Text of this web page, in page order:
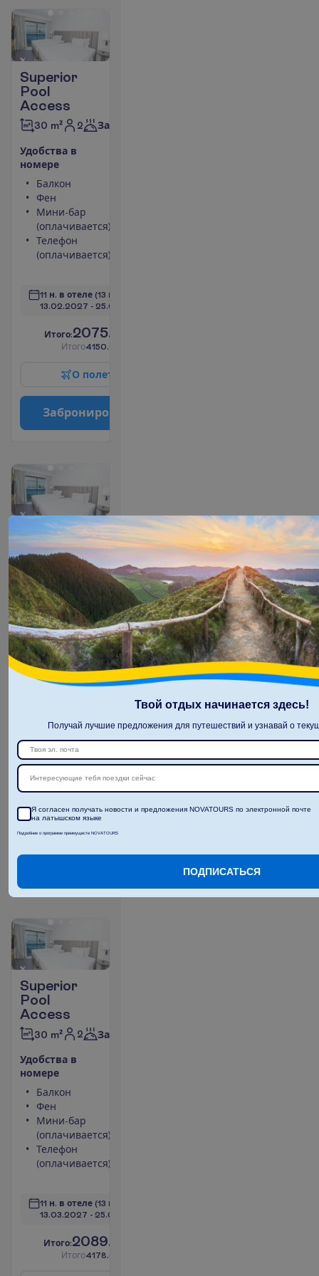
Superior
Pool
Access
30 m² 2 Завтраки
Удобства в
номере
Балкон
Фен
Мини-бар
(оплачивается)
Телефон
(оплачивается)
11 н. в отеле (13 н. всего)
13.02.2027 - 25.02.2027
Итого:2075.00
Итого4150.00
О полет
Заброниро
Superior
Pool
Access
30 m² 2 Завтраки
Удобства в
номере
Балкон
Фен
Мини-бар
(оплачивается)
Площадь
номера 30
m²
Сейф
Туалет
Подробн ее
11 н. в отеле
19.03.2027 - 31.03.2027
Итого:2085.00
€/чел.
л ет е
Superior
Pool
Access
30 m² 2 Завтраки
Удобства в
номере
Балкон
Фен
Мини-бар
(оплачивается)
Телефон
(оплачивается)
11 н. в отеле (13 н. всего)
13.03.2027 - 25.03.2027
И того:2089.00
Итого4178.00
Твой отдых начинается здесь!
Получай лучшие предложения для путешествий и узнавай о
Интересующие тебя поездки сейчас
Я согласен получать новости и предложения NOVATOURS по электронной почте
на латышском языке
Подробнее о программе преимуществ NOVATOURS
ПОДПИСАТЬСЯ